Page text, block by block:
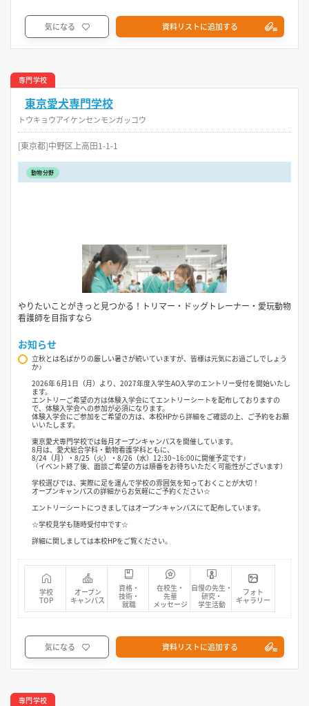
気になる 資料リストに追加する
専門学校
東京愛犬専門学校
トウキョウアイケンセンモンガッコウ
[東京都]中野区上高田1-1-1
動物分野
やりたいことがきっと見つかる！トリマー・ドッグトレーナー・愛玩動物
看護師を目指すなら
お知らせ
立秋とは名ばかりの厳しい暑さが続いていますが、皆様は元気にお過ごしでしょう
か♪
2026年 6月1日（月）より、2027年度入学生AO入学のエントリー受付を開始いたし
ます。
エントリーご希望の方は体験入学会にてエントリーシートを配布しておりますの
で、体験入学会への参加が必須になります。
体験入学会にご参加をご希望の方は、本校HPから詳細をご確認の上、ご予約をお願
いいたします。
東京愛犬専門学校では毎月オープンキャンパスを開催しています。
8月は、愛犬総合学科・動物看護学科ともに、
8/24（月）・8/25（火）・8/26（水）12:30~16:00に開催予定です♪
（イベント終了後、面談ご希望の方は順番をお待ちいただく可能性がございます）
学校選びでは、実際に足を運んで学校の雰囲気を知っておくことが大切！
オープンキャンパスの詳細からお気軽にご予約ください☆
エントリーシートにつきましてはオープンキャンパスにて配布しています。
☆学校見学も随時受付中です☆
詳細に関しましては本校HPをご覧ください。
学校
TOP
オープン
キャンパス
資格・
技術・
就職
在校生・
先輩
メッセージ
自慢の先生・
研究・
学生活動
フォト
ギャラリー
気になる 資料リストに追加する
専門学校